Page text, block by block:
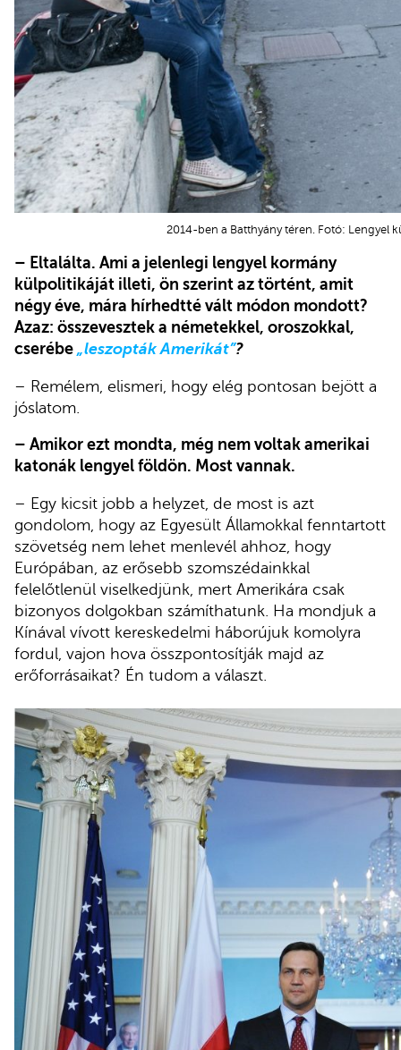
2014-ben a Batthyány téren. Fotó: Lengyel
– Eltalálta. Ami a jelenlegi lengyel kormány
külpolitikáját illeti, ön szerint az történt, amit
négy éve, mára hírhedtté vált módon mondott?
Azaz: összevesztek a németekkel, oroszokkal,
cserébe „leszopták Amerikát”?
– Remélem, elismeri, hogy elég pontosan bejött a
jóslatom.
– Amikor ezt mondta, még nem voltak amerikai
katonák lengyel földön. Most vannak.
– Egy kicsit jobb a helyzet, de most is azt
gondolom, hogy az Egyesült Államokkal fenntartott
szövetség nem lehet menlevél ahhoz, hogy
Európában, az erősebb szomszédainkkal
felelőtlenül viselkedjünk, mert Amerikára csak
bizonyos dolgokban számíthatunk. Ha mondjuk a
Kínával vívott kereskedelmi háborújuk komolyra
fordul, vajon hova összpontosítják majd az
erőforrásaikat? Én tudom a választ.